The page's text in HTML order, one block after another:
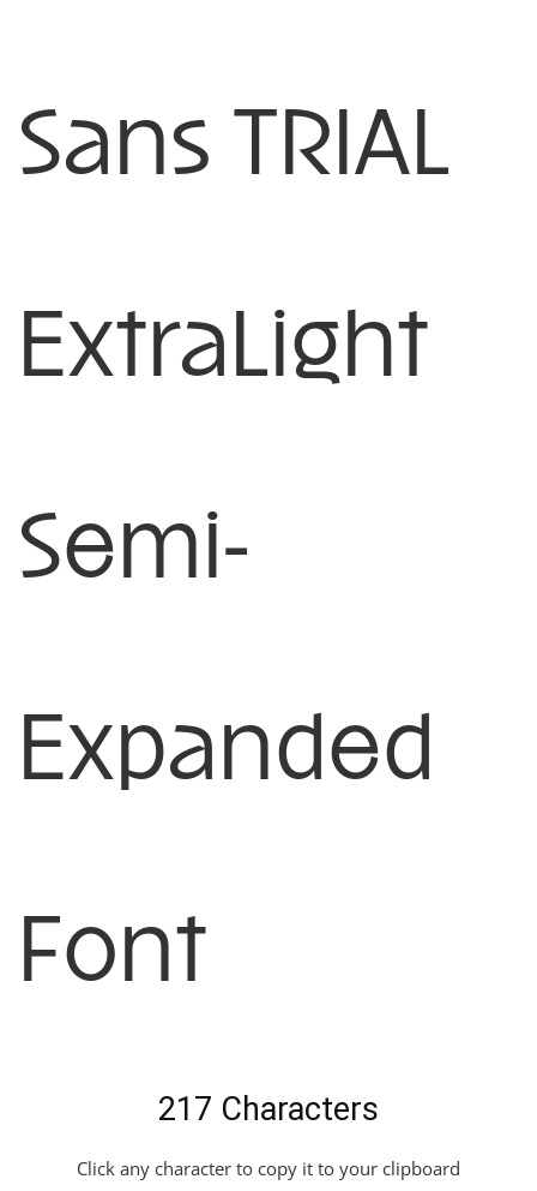
Sans TRIAL
ExtraLight
Semi-
Expanded
Font
217 Characters
Click any character to copy it to your clipboard